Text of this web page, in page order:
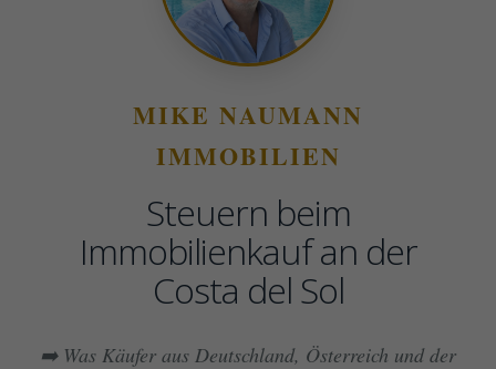
MIKE NAUMANN
IMMOBILIEN
Steuern beim
Immobilienkauf an der
Costa del Sol
➡️ Was Käufer aus Deutschland, Österreich und der